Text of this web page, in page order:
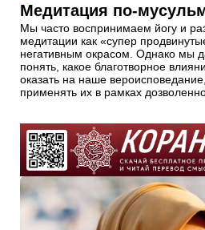
Медитация по-
Мы часто воспринимаем йогу и
медитации как «супер
негативным окрасом. Однако мы
понять, какое благотворное
оказать на наше
применять их в рамках